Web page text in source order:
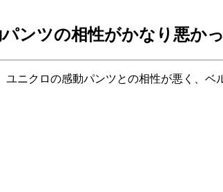
ンツの相性がかなり悪か
ニクロの感動パンツとの相性が悪く、